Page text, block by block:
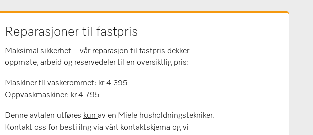
Reparasjoner til fastpris
Maksimal sikkerhet – vår reparasjon til fastpris dekker
oppmøte, arbeid og reservedeler til en oversiktlig pris:
Maskiner til vaskerommet: kr 4 395
Oppvaskmaskiner: kr 4 795
Denne avtalen utføres kun av en Miele husholdningstekniker.
Kontakt oss for bestililng via vårt kontaktskjema og vi